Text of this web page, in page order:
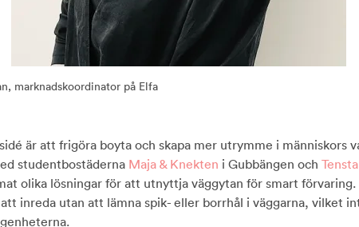
marknadskoordinator på Elfa
är att frigöra boyta och skapa mer utrymme i människors
studentbostäderna Maja & Knekten i Gubbängen och
olika lösningar för att utnyttja väggytan för smart förvaring.
inreda utan att lämna spik- eller borrhål i väggarna, vilket